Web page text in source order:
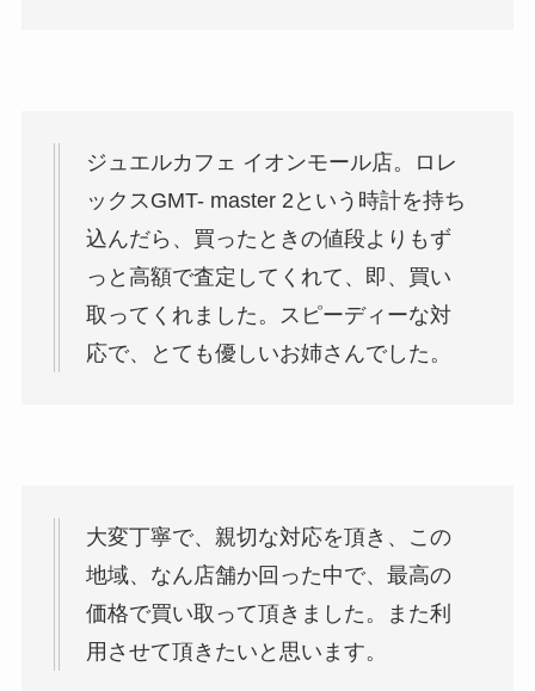
ジュエルカフェ イオンモール店。ロレ
ックスGMT- master 2という時計を持ち
込んだら、買ったときの値段よりもず
っと高額で査定してくれて、即、買い
取ってくれました。スピーディーな対
応で、とても優しいお姉さんでした。
大変丁寧で、親切な対応を頂き、この
地域、なん店舗か回った中で、最高の
価格で買い取って頂きました。また利
用させて頂きたいと思います。